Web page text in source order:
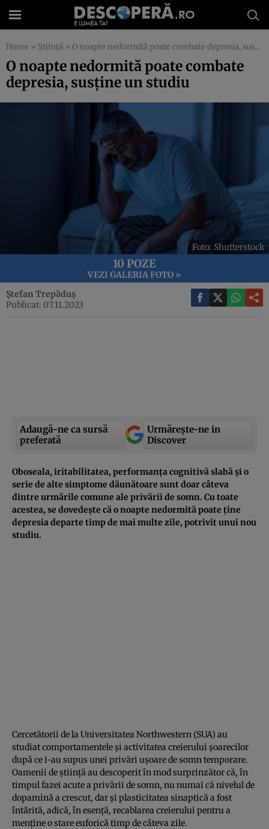
Home » Știință » O noapte nedormită poate combate depresia, susține un studiu
O noapte nedormită poate combate
depresia, susține un studiu
Foto: Shutterstock
10 POZE
VEZI GALERIA FOTO »
Ștefan Trepăduș
Publicat: 07.11.2023
Adaugă-ne ca sursă
preferată
Urmărește-ne in
Discover
Oboseala, iritabilitatea, performanța cognitivă slabă și o
serie de alte simptome dăunătoare sunt doar câteva
dintre urmările comune ale privării de somn. Cu toate
acestea, se dovedește că o noapte nedormită poate ține
depresia departe timp de mai multe zile, potrivit unui nou
studiu.
Cercetătorii de la Universitatea Northwestern (SUA) au
studiat comportamentele și activitatea creierului șoarecilor
după ce i-au supus unei privări ușoare de somn temporare.
Oamenii de știință au descoperit în mod surprinzător că, în
timpul fazei acute a privării de somn, nu numai că nivelul de
dopamină a crescut, dar și plasticitatea sinaptică a fost
întărită, adică, în esență, recablarea creierului pentru a
menține o stare euforică timp de câteva zile.